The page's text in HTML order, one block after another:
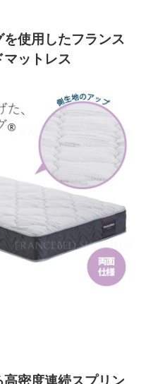
使用したフランス
ットレス